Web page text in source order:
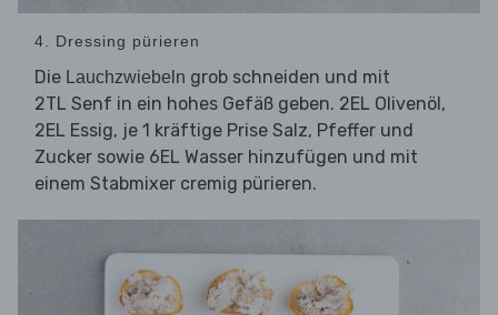
4. Dressing pürieren
Die Lauchzwiebeln grob schneiden und mit
2TL Senf in ein hohes Gefäß geben. 2EL Olivenöl,
2EL Essig, je 1 kräftige Prise Salz, Pfeffer und
Zucker sowie 6EL Wasser hinzufügen und mit
einem Stabmixer cremig pürieren.